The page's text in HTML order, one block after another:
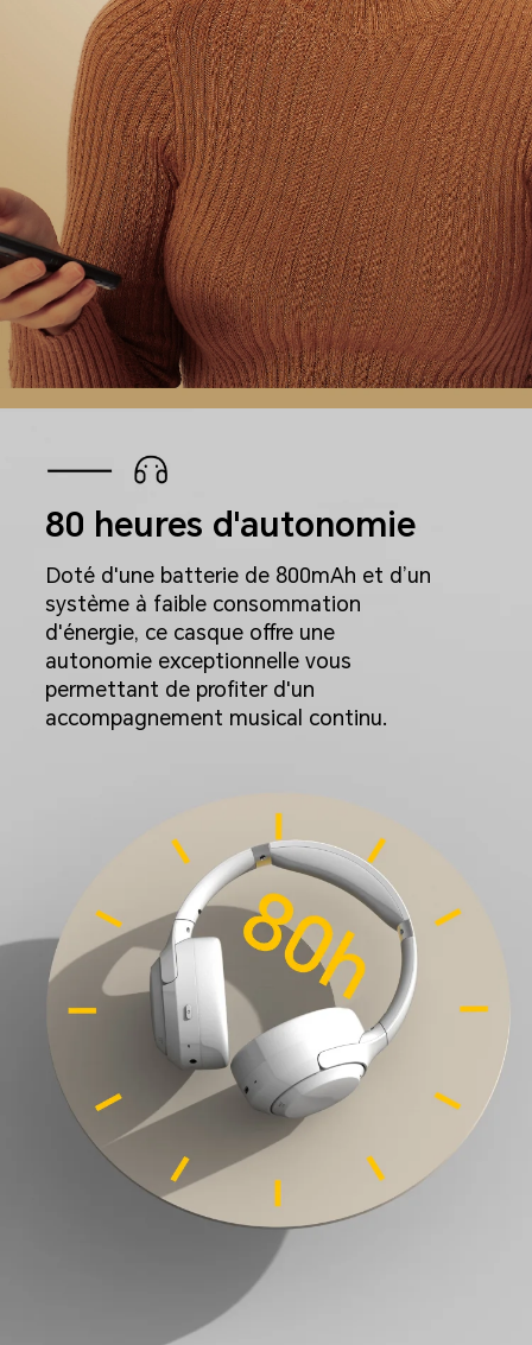
80 heures d'autonomie
Doté d'une batterie de 800mAh et d’un
système à faible consommation
d'énergie, ce casque offre une
autonomie exceptionnelle vous
permettant de profiter d'un
accompagnement musical continu.